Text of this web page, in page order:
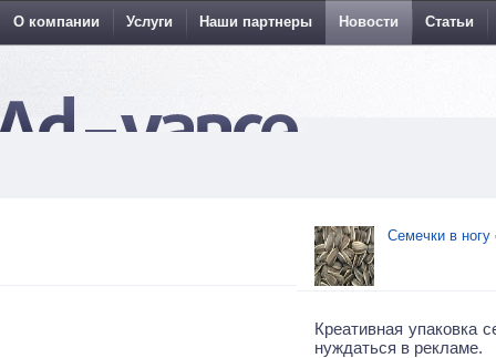
О компании Услуги Наши партнеры Новости Статьи
Семечки в
Креативная упаковка
нуждаться в рекламе.